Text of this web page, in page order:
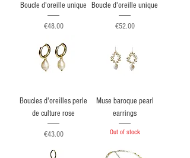
Boucle d'oreille unique
Price
€48.00
Boucle d'oreille unique
Price
€52.00
Boucles d'oreilles perle
de culture rose
Price
€43.00
Muse baroque pearl
earrings
Out of stock